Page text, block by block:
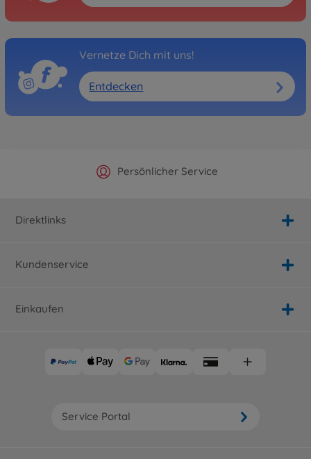
Vernetze Dich mit uns!
Entdecken
Offizieller Hersteller Shop
Persönlicher Service
Versandkostenfrei ab 25€
Schnelle Lieferung
Direktlinks
Kundenservice
Einkaufen
Service Portal